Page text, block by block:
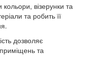
візерунки та
та робить її
дозволяє
та